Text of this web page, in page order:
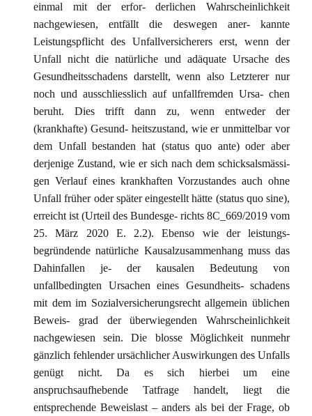
einmal mit der erfor- derlichen Wahrscheinlichkeit
nachgewiesen, entfällt die deswegen aner- kannte
Leistungspflicht des Unfallversicherers erst, wenn der
Unfall nicht die natürliche und adäquate Ursache des
Gesundheitsschadens darstellt, wenn also Letzterer nur
noch und ausschliesslich auf unfallfremden Ursa- chen
beruht. Dies trifft dann zu, wenn entweder der
(krankhafte) Gesund- heitszustand, wie er unmittelbar vor
dem Unfall bestanden hat (status quo ante) oder aber
derjenige Zustand, wie er sich nach dem schicksalsmässi-
gen Verlauf eines krankhaften Vorzustandes auch ohne
Unfall früher oder später eingestellt hätte (status quo sine),
erreicht ist (Urteil des Bundesge- richts 8C_669/2019 vom
25. März 2020 E. 2.2). Ebenso wie der leistungs-
begründende natürliche Kausalzusammenhang muss das
Dahinfallen je- der kausalen Bedeutung von
unfallbedingten Ursachen eines Gesundheits- schadens
mit dem im Sozialversicherungsrecht allgemein üblichen
Beweis- grad der überwiegenden Wahrscheinlichkeit
nachgewiesen sein. Die blosse Möglichkeit nunmehr
gänzlich fehlender ursächlicher Auswirkungen des Unfalls
genügt nicht. Da es sich hierbei um eine
anspruchsaufhebende Tatfrage handelt, liegt die
entsprechende Beweislast – anders als bei der Frage, ob